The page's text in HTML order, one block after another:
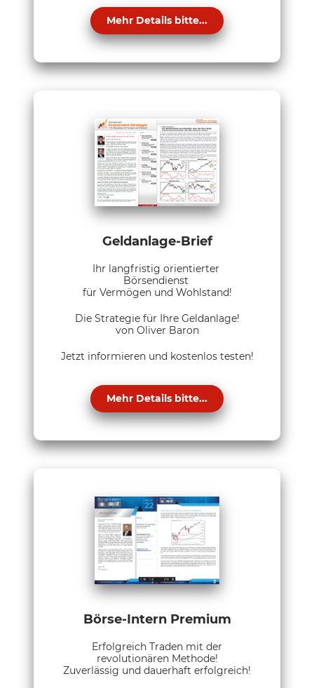
Mehr Details bitte...
Geldanlage-Brief
Ihr langfristig orientierter
Börsendienst
für Vermögen und Wohlstand!
Die Strategie für Ihre Geldanlage!
von Oliver Baron
Jetzt informieren und kostenlos testen!
Mehr Details bitte...
Börse-Intern Premium
Erfolgreich Traden mit der
revolutionären Methode!
Zuverlässig und dauerhaft erfolgreich!